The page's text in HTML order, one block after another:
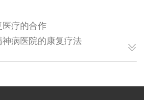
医疗的合作
病医院的康复疗法